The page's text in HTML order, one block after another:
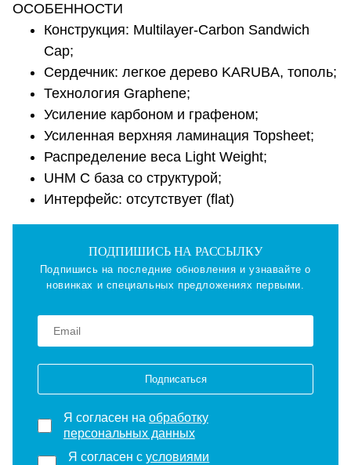
ОСОБЕННОСТИ
Конструкция: Multilayer-Carbon Sandwich
Cap;
Сердечник: легкое дерево KARUBA, тополь;
Технология Graphene;
Усиление карбоном и графеном;
Усиленная верхняя ламинация Topsheet;
Распределение веса Light Weight;
UHM C база со структурой;
Интерфейс: отсутствует (flat)
ПОДПИШИСЬ НА РАССЫЛКУ
Подпишись на последние обновления и узнавайте о
новинках и специальных предложениях первыми.
Подписаться
Я согласен на обработку
персональных данных
Я согласен сусловиями